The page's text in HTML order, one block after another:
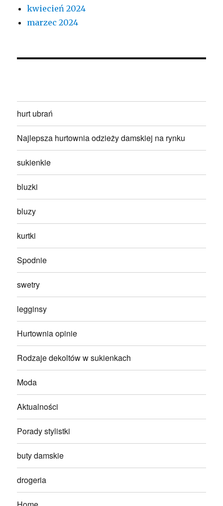
kwiecień 2024
marzec 2024
hurt ubrań
Najlepsza hurtownia odzieży damskiej na rynku
sukienkie
bluzki
bluzy
kurtki
Spodnie
swetry
legginsy
Hurtownia opinie
Rodzaje dekoltów w sukienkach
Moda
Aktualności
Porady stylistki
buty damskie
drogeria